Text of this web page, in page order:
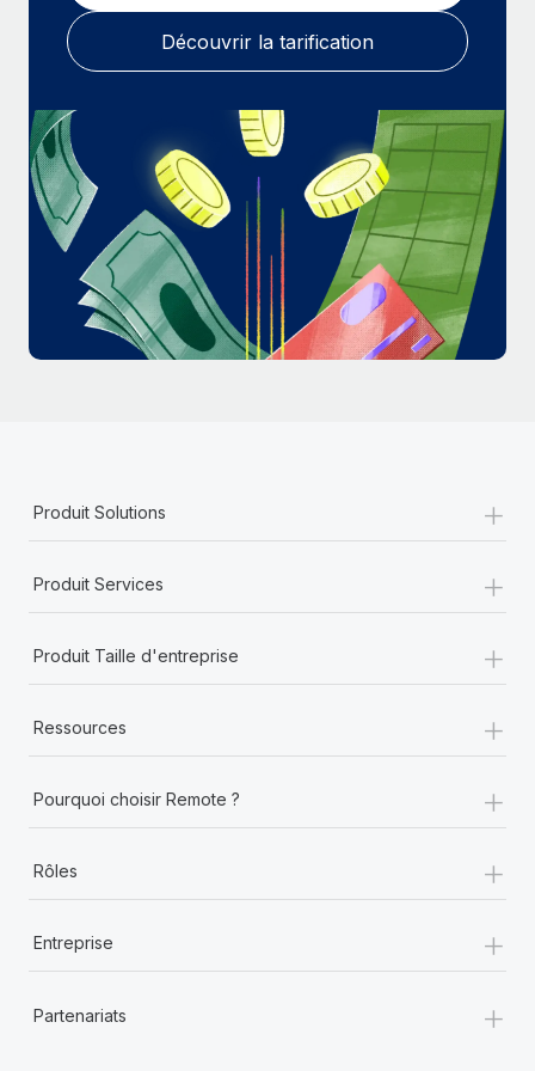
En savoir plus
Découvrir la tarification
Produit Solutions +
Produit Services +
Produit Taille d'entreprise +
Ressources +
Pourquoi choisir Remote ? +
Rôles +
Entreprise +
Partenariats +